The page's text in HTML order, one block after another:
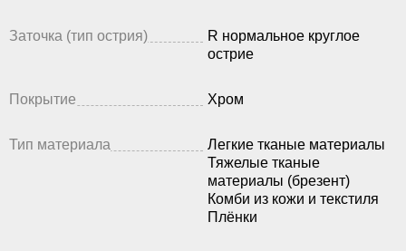
Заточка (тип острия)
R нормальное круглое
острие
Покрытие Хром
Тип материала
Легкие тканые материалы
Тяжелые тканые
материалы (брезент)
Комби из кожи и текстиля
Плёнки